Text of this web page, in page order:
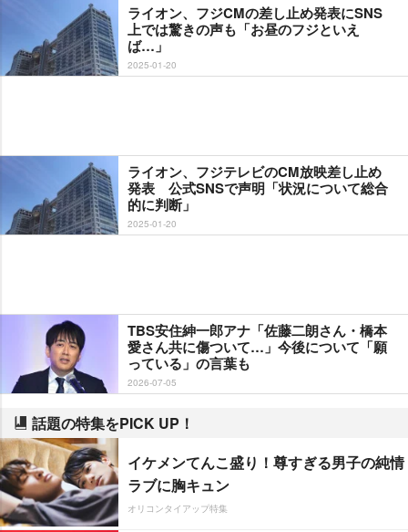
ライオン、フジCMの差し止め発表にSNS
上では驚きの声も「お昼のフジといえ
ば…」
2025-01-20
ライオン、フジテレビのCM放映差し止め
発表 公式SNSで声明「状況について総合
的に判断」
2025-01-20
TBS安住紳一郎アナ「佐藤二朗さん・橋本
愛さん共に傷ついて…」今後について「願
っている」の言葉も
2026-07-05
話題の特集をPICK UP！
イケメンてんこ盛り！尊すぎる男子の純情
ラブに胸キュン
オリコンタイアップ特集